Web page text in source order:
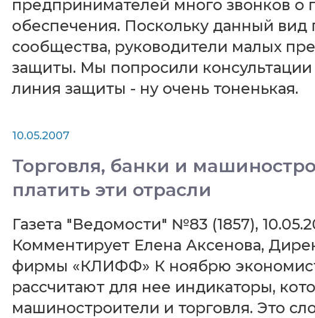
предпринимателей много звонков о
обеспечения. Поскольку данный вид
сообщества, руководители малых
защиты. Мы попросили консультации
линия защиты - ну очень тоненькая.
10.05.2007
Торговля, банки и
платить эти отрасли
Газета "Ведомости" №83 (1857),
Комментирует Елена Аксенова,
фирмы «КЛИФФ» К ноябрю
рассчитают для нее индикаторы,
машиностроители и торговля. Это